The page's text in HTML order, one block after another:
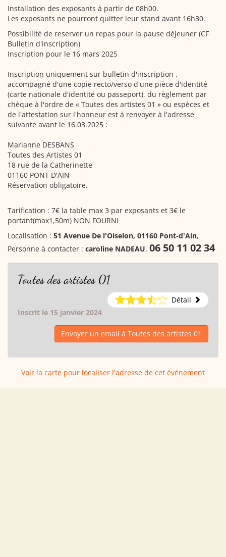
Installation des exposants à partir de 08h00.
Les exposants ne pourront quitter leur stand avant 16h30.
Possibilité de reserver un repas pour la pause déjeuner (CF
Bulletin d'inscription)
Inscription pour le 16 mars 2025
Inscription uniquement sur bulletin d'inscription ,
accompagné d'une copie recto/verso d'une pièce d'identité
(carte nationale d'identité ou passeport), du règlement par
chèque à l'ordre de « Toutes des artistes 01 » ou espèces et
de l'attestation sur l'honneur est à renvoyer à l'adresse
suivante avant le 16.03.2025 :
Marianne DESBANS
Toutes des Artistes 01
18 rue de la Catherinette
01160 PONT D'AIN
Réservation obligatoire.
Tarification : 7€ la table max 3 par exposants et 3€ le
portant(max1,50m) NON FOURNI
Localisation : 51 Avenue De l'Oiselon, 01160 Pont-d'Ain,
Personne à contacter : caroline NADEAU, 06 50 11 02 34
Toutes des artistes 01
Détail
Inscrit le 15 janvier 2024
Envoyer un email à Toutes des artistes 01
Voir la carte pour localiser l'adresse de cet événement